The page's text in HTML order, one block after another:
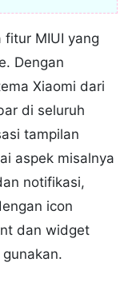
fitur MIUI yang
Dengan
Xiaomi dari
di seluruh
tampilan
aspek misalnya
notifikasi,
icon
dan widget